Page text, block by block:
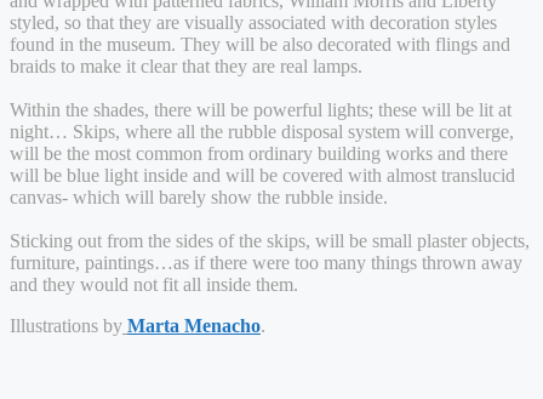
styled, so that they are visually associated with decoration styles
found in the museum. They will be also decorated with flings and
braids to make it clear that they are real lamps.
Within the shades, there will be powerful lights; these will be lit at
night… Skips, where all the rubble disposal system will converge,
will be the most common from ordinary building works and there
will be blue light inside and will be covered with almost translucid
canvas- which will barely show the rubble inside.
Sticking out from the sides of the skips, will be small plaster objects,
furniture, paintings…as if there were too many things thrown away
and they would not fit all inside them.
Illustrations by Marta Menacho.